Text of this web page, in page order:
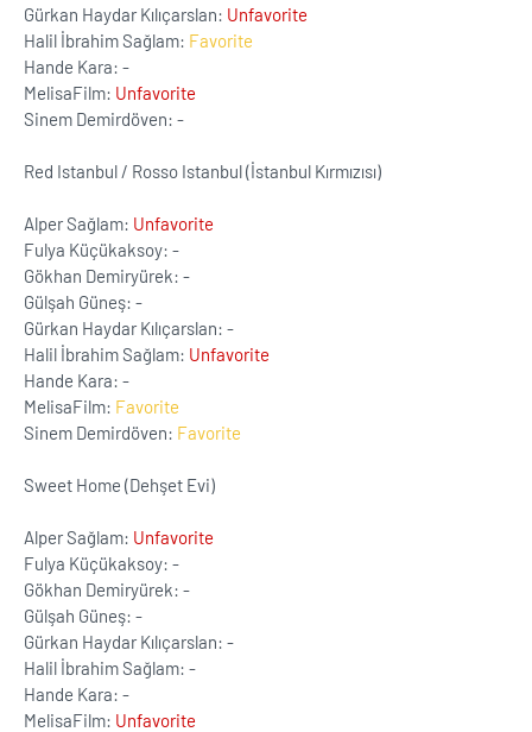
Gürkan Haydar Kılıçarslan: Unfavorite
Halil İbrahim Sağlam: Favorite
Hande Kara: -
MelisaFilm: Unfavorite
Sinem Demirdöven: -
Red Istanbul / Rosso Istanbul (İstanbul Kırmızısı)
Alper Sağlam: Unfavorite
Fulya Küçükaksoy: -
Gökhan Demiryürek: -
Gülşah Güneş: -
Gürkan Haydar Kılıçarslan: -
Halil İbrahim Sağlam: Unfavorite
Hande Kara: -
MelisaFilm: Favorite
Sinem Demirdöven: Favorite
Sweet Home (Dehşet Evi)
Alper Sağlam: Unfavorite
Fulya Küçükaksoy: -
Gökhan Demiryürek: -
Gülşah Güneş: -
Gürkan Haydar Kılıçarslan: -
Halil İbrahim Sağlam: -
Hande Kara: -
MelisaFilm: Unfavorite